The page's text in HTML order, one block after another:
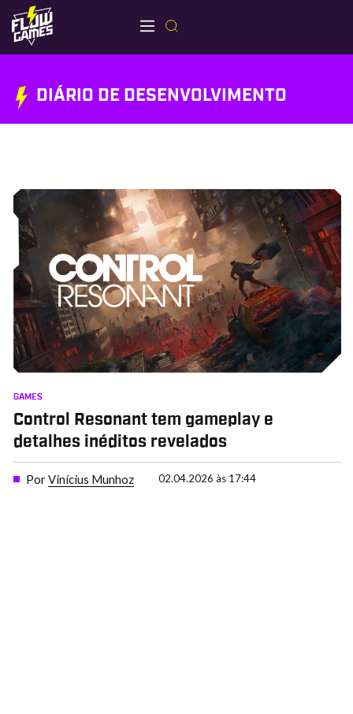
DIÁRIO DE DESENVOLVIMENTO
GAMES
Control Resonant tem gameplay e
detalhes inéditos revelados
PorVinícius Munhoz 02.04.2026 às 17:44